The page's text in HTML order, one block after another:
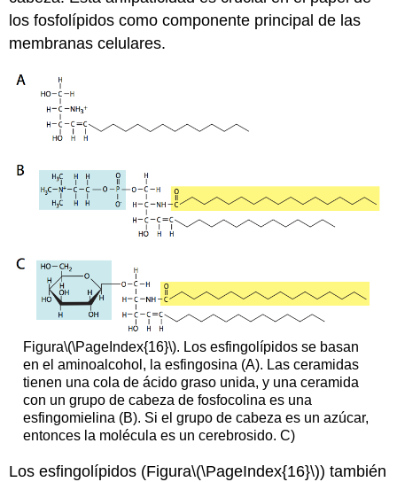
los fosfolípidos como componente principal de las
membranas celulares.
Figura\(\PageIndex{16}\). Los esfingolípidos se basan
en el aminoalcohol, la esfingosina (A). Las ceramidas
tienen una cola de ácido graso unida, y una ceramida
con un grupo de cabeza de fosfocolina es una
esfingomielina (B). Si el grupo de cabeza es un azúcar,
entonces la molécula es un cerebrosido. C)
Los esfingolípidos (Figura\(\PageIndex{16}\)) también